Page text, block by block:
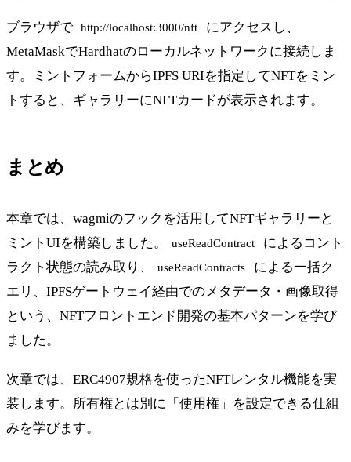
ブラウザで http://localhost:3000/nft
にアクセスし、
MetaMaskでHardhatのローカルネットワークに接続しま
す。ミントフォームからIPFS URIを指定してNFTをミン
トすると、ギャラリーにNFTカードが表示されます。
まとめ
本章では、wagmiのフックを活用してNFTギャラリーと
ミントUIを構築しました。
useReadContract
によるコント
ラクト状態の読み取り、
useReadContracts
による一括ク
エリ、IPFSゲートウェイ経由でのメタデータ・画像取得
という、NFTフロントエンド開発の基本パターンを学び
ました。
次章では、ERC4907規格を使ったNFTレンタル機能を実
装します。所有権とは別に「使用権」を設定できる仕組
みを学びます。